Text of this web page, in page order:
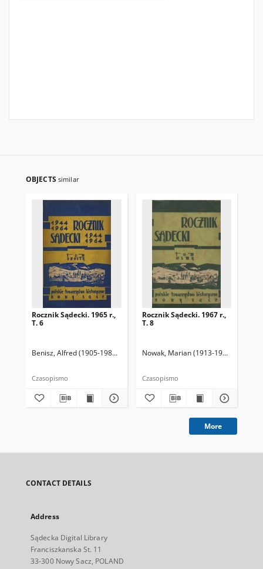
OBJECTS similar
Rocznik Sądecki. 1965 r.,
T. 6
Benisz, Alfred (1905-1987). Redaktor Dziwik, Kazimierz (1931-1991).
Czasopismo
Rocznik Sądecki. 1967 r.,
T. 8
Nowak, Marian (1913-1991).
Czasopismo
More
CONTACT DETAILS
Address
Sądecka Digital Library
Franciszkanska St. 11
33-300 Nowy Sacz, POLAND